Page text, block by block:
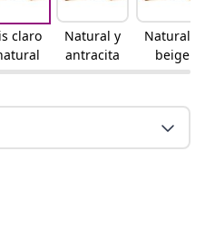
claro
Natural y
antracita
Natural y
beige